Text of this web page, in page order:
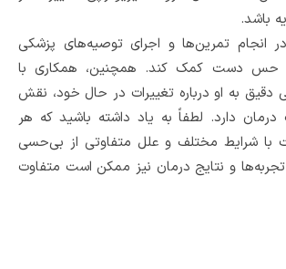
باشد.
انجام تمرین‌ها و اجرای توصیه‌های پزشکی
حس دست کمک کند. همچنین، همکاری با
دقیق به او درباره تغییرات در حال خود، نقش
دارد. لطفاً به یاد داشته باشید که هر
شرایط مختلف و علل متفاوتی از بی‌حسی
و نتایج درمان نیز ممکن است متفاوت